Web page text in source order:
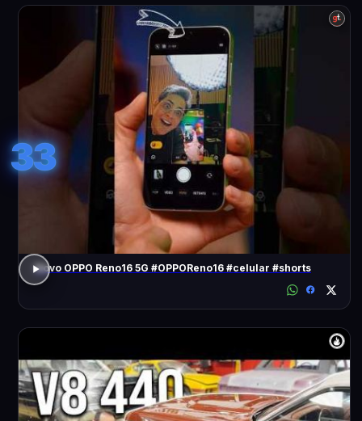
33
Novo OPPO Reno16 5G #OPPOReno16 #celular #shorts